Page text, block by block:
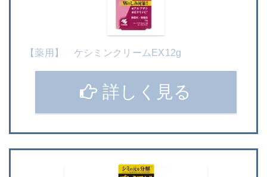
【薬用】 ケシミンクリームEX12g
詳しく見る